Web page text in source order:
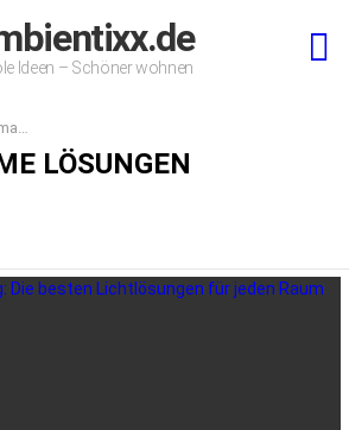
Ideen – Schöner wohnen
LÖSUNGEN